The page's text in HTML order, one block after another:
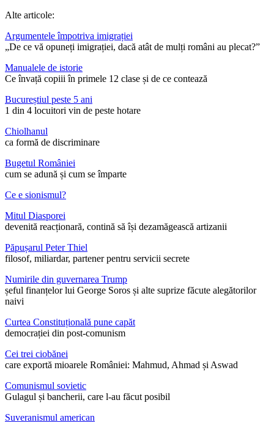
Alte articole:
Argumentele împotriva imigrației
„De ce vă opuneți imigrației, dacă atât de mulți români au plecat?”
Manualele de istorie
Ce învață copiii în primele 12 clase și de ce contează
Bucureștiul peste 5 ani
1 din 4 locuitori vin de peste hotare
Chiolhanul
ca formă de discriminare
Bugetul României
cum se adună și cum se împarte
Ce e sionismul?
Mitul Diasporei
devenită reacționară, contină să își dezamăgească artizanii
Păpușarul Peter Thiel
filosof, miliardar, partener pentru servicii secrete
Numirile din guvernarea Trump
șeful finanțelor lui George Soros și alte suprize făcute alegătorilor
naivi
Curtea Constituțională pune capăt
democrației din post-comunism
Cei trei ciobănei
care exportă mioarele României: Mahmud, Ahmad și Aswad
Comunismul sovietic
Gulagul și bancherii, care l-au făcut posibil
Suveranismul american